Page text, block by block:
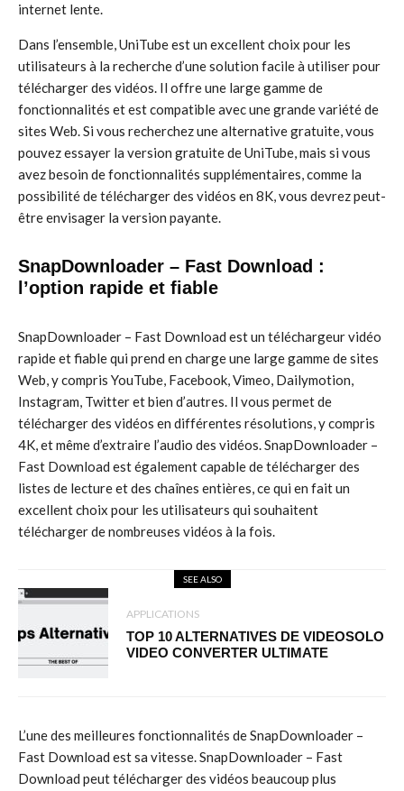
internet lente.
Dans l’ensemble, UniTube est un excellent choix pour les
utilisateurs à la recherche d’une solution facile à utiliser pour
télécharger des vidéos. Il offre une large gamme de
fonctionnalités et est compatible avec une grande variété de
sites Web. Si vous recherchez une alternative gratuite, vous
pouvez essayer la version gratuite de UniTube, mais si vous
avez besoin de fonctionnalités supplémentaires, comme la
possibilité de télécharger des vidéos en 8K, vous devrez peut-
être envisager la version payante.
SnapDownloader – Fast Download :
l’option rapide et fiable
SnapDownloader – Fast Download est un téléchargeur vidéo
rapide et fiable qui prend en charge une large gamme de sites
Web, y compris YouTube, Facebook, Vimeo, Dailymotion,
Instagram, Twitter et bien d’autres. Il vous permet de
télécharger des vidéos en différentes résolutions, y compris
4K, et même d’extraire l’audio des vidéos. SnapDownloader –
Fast Download est également capable de télécharger des
listes de lecture et des chaînes entières, ce qui en fait un
excellent choix pour les utilisateurs qui souhaitent
télécharger de nombreuses vidéos à la fois.
SEE ALSO
APPLICATIONS
TOP 10 ALTERNATIVES DE VIDEOSOLO
VIDEO CONVERTER ULTIMATE
L’une des meilleures fonctionnalités de SnapDownloader –
Fast Download est sa vitesse. SnapDownloader – Fast
Download peut télécharger des vidéos beaucoup plus